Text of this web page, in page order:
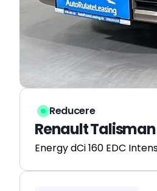
Reducere
Renault Talisman
Energy dCi 160 EDC